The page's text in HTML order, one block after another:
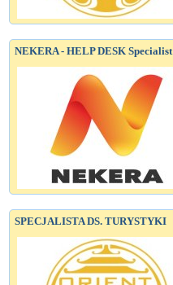
NEKERA - HELP DESK Specialist
SPECJALISTA DS. TURYSTYKI